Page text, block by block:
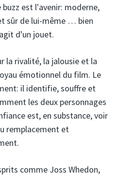
est l'avenir: moderne,
sûr de lui-même … bien
d'un jouet.
la rivalité, la jalousie et la
émotionnel du film. Le
il identifie, souffre et
les deux personnages
est, en substance, voir
remplacement et
comme Joss Whedon,